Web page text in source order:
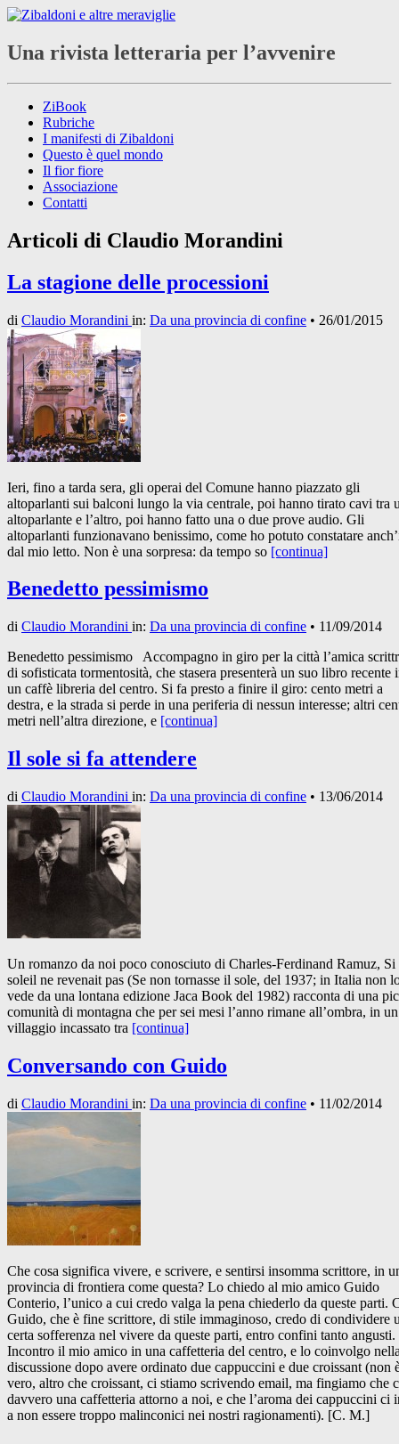
Una rivista letteraria per l’avvenire
ZiBook
Rubriche
I manifesti di Zibaldoni
Questo è quel mondo
Il fior fiore
Associazione
Contatti
Articoli di Claudio Morandini
La stagione delle processioni
di Claudio Morandini in: Da una provincia di confine • 26/01/2015
Ieri, fino a tarda sera, gli operai del Comune hanno piazzato gli
altoparlanti sui balconi lungo la via centrale, poi hanno tirato cavi tra
altoparlante e l’altro, poi hanno fatto una o due prove audio. Gli
altoparlanti funzionavano benissimo, come ho potuto constatare
dal mio letto. Non è una sorpresa: da tempo so [continua]
Benedetto pessimismo
di Claudio Morandini in: Da una provincia di confine • 11/09/2014
Benedetto pessimismo Accompagno in giro per la città l’amica
di sofisticata tormentosità, che stasera presenterà un suo libro recente
un caffè libreria del centro. Si fa presto a finire il giro: cento metri a
destra, e la strada si perde in una periferia di nessun interesse; altri
metri nell’altra direzione, e [continua]
Il sole si fa attendere
di Claudio Morandini in: Da una provincia di confine • 13/06/2014
Un romanzo da noi poco conosciuto di Charles-Ferdinand Ramuz, Si
soleil ne revenait pas (Se non tornasse il sole, del 1937; in Italia non
vede da una lontana edizione Jaca Book del 1982) racconta di una
comunità di montagna che per sei mesi l’anno rimane all’ombra, in un
villaggio incassato tra [continua]
Conversando con Guido
di Claudio Morandini in: Da una provincia di confine • 11/02/2014
Che cosa significa vivere, e scrivere, e sentirsi insomma scrittore, in
provincia di frontiera come questa? Lo chiedo al mio amico Guido
Conterio, l’unico a cui credo valga la pena chiederlo da queste parti.
Guido, che è fine scrittore, di stile immaginoso, credo di condividere
certa sofferenza nel vivere da queste parti, entro confini tanto angusti.
Incontro il mio amico in una caffetteria del centro, e lo coinvolgo
discussione dopo avere ordinato due cappuccini e due croissant (non
vero, altro che croissant, ci stiamo scrivendo email, ma fingiamo che
davvero una caffetteria attorno a noi, e che l’aroma dei cappuccini ci
a non essere troppo malinconici nei nostri ragionamenti). [C. M.]